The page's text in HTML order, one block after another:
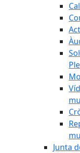
Ple
Junta